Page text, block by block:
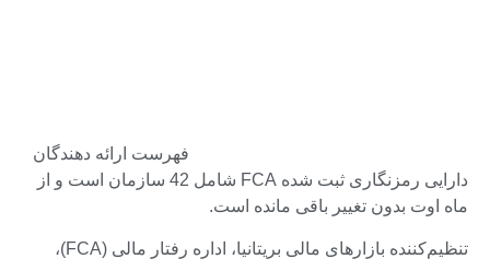
فهرست ارائه دهندگان
دارایی رمزنگاری ثبت شده FCA شامل 42 سازمان است و از
ماه اوت بدون تغییر باقی مانده است.
تنظیم‌کننده بازارهای مالی بریتانیا، اداره رفتار مالی (FCA)،